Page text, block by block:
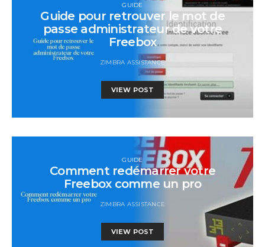
GUIDE
Guide pour retrouver le mot de
passe administrateur de votre
Freebox
ZIMBRA ASSISTANCE
VIEW POST
GUIDE
Comment redémarrer votre
Freebox comme un pro
ZIMBRA ASSISTANCE
VIEW POST